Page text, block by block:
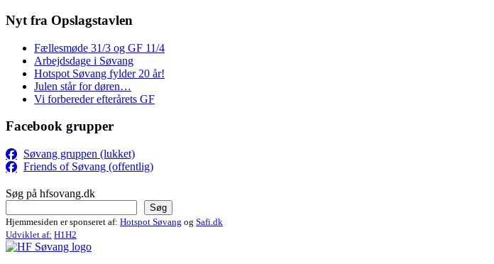
Nyt fra Opslagstavlen
Fællesmøde 31/3 og GF 11/4
Arbejdsdage i Søvang
Hotspot Søvang fylder 20 år!
Julen står for døren…
Vi forbereder efterårets GF
Facebook grupper
Søvang gruppen (lukket)
Friends of Søvang (offentlig)
Søg på hfsovang.dk
Søg
Hjemmesiden er sponseret af: Hotspot Søvang og Safi.dk
Udviklet af: H1H2